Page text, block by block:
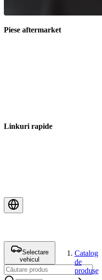
Piese aftermarket
Linkuri rapide
Selectare
vehicul
Catalog
de
produse